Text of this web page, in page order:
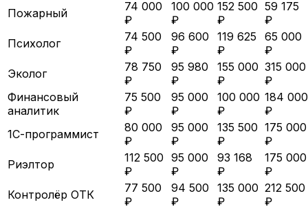
Пожарный
74 000
₽
100 000
₽
152 500
₽
59 175
₽
Психолог
74 500
₽
96 600
₽
119 625
₽
65 000
₽
Эколог
78 750
₽
95 980
₽
155 000
₽
315 000
₽
Финансовый
аналитик
75 500
₽
95 000
₽
100 000
₽
184 000
₽
1С-программист
80 000
₽
95 000
₽
135 500
₽
175 000
₽
Риэлтор
112 500
₽
95 000
₽
93 168
₽
175 000
₽
Контролёр ОТК
77 500
₽
94 500
₽
135 000
₽
212 500
₽